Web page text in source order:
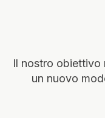
Il nostro obiettivo
un nuovo